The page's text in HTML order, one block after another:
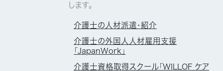
します。
介護士の人材派遣・紹介
介護士の外国人人材雇用支援
「JapanWork」
介護士資格取得スクール「WILLOF ケア